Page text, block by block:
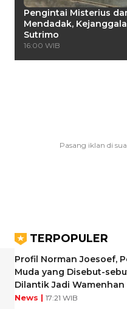
Pengintai Misterius
Mendadak,
Sutrimo
16:00 WIB
TERPOPULER
Profil Norman Joesoef,
Muda yang Disebut-
Dilantik Jadi Wamenhan
News | 17:21 WIB